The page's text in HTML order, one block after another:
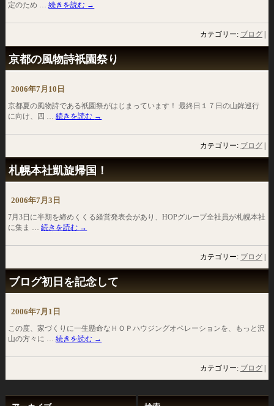
定のため …続きを読む →
カテゴリー: ブログ
京都の風物詩祇園祭り
2006年7月10日
京都夏の風物詩である祇園祭がはじまっています！ 最終日１７日の山鉾巡行
に向け、四 …続きを読む →
カテゴリー: ブログ
札幌本社凱旋帰国！
2006年7月3日
7月3日に半期を締めくくる経営発表会があり、HOPグループ全社員が札幌本社
に集ま …続きを読む →
カテゴリー: ブログ
ブログ初日を記念して
2006年7月1日
この度、家づくりに一生懸命なＨＯＰハウジングオペレーションを、もっと沢
山の方々に …続きを読む →
カテゴリー: ブログ